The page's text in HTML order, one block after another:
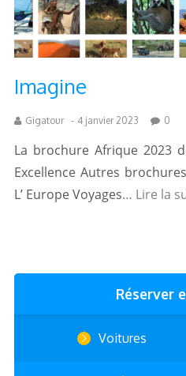
Réserver
Voitures
Imagine
Gigatour - 4 janvier 2023 0
La brochure Afrique 2023
Excellence Autres
L’ Europe Voyages… Lire la